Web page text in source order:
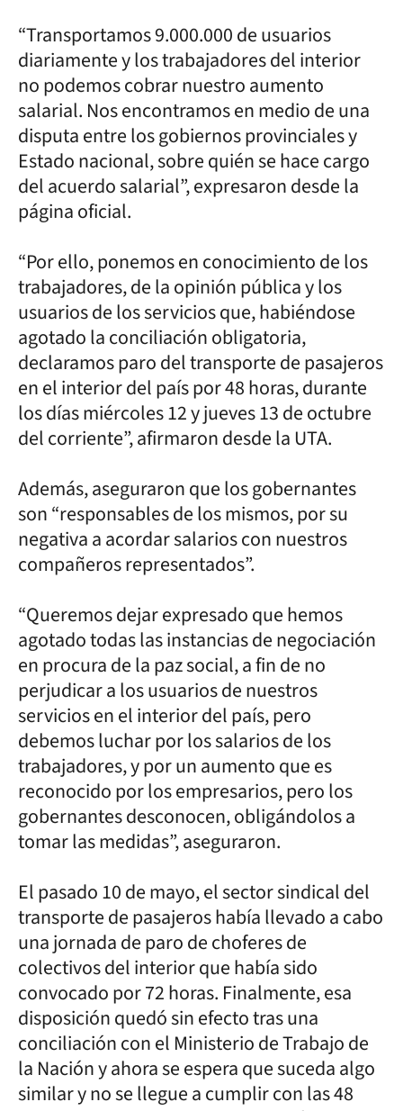
“Transportamos 9.000.000 de usuarios
diariamente y los trabajadores del interior
no podemos cobrar nuestro aumento
salarial. Nos encontramos en medio de una
disputa entre los gobiernos provinciales y
Estado nacional, sobre quién se hace cargo
del acuerdo salarial”, expresaron desde la
página oficial.
“Por ello, ponemos en conocimiento de los
trabajadores, de la opinión pública y los
usuarios de los servicios que, habiéndose
agotado la conciliación obligatoria,
declaramos paro del transporte de pasajeros
en el interior del país por 48 horas, durante
los días miércoles 12 y jueves 13 de octubre
del corriente”, afirmaron desde la UTA.
Además, aseguraron que los gobernantes
son “responsables de los mismos, por su
negativa a acordar salarios con nuestros
compañeros representados”.
“Queremos dejar expresado que hemos
agotado todas las instancias de negociación
en procura de la paz social, a fin de no
perjudicar a los usuarios de nuestros
servicios en el interior del país, pero
debemos luchar por los salarios de los
trabajadores, y por un aumento que es
reconocido por los empresarios, pero los
gobernantes desconocen, obligándolos a
tomar las medidas”, aseguraron.
El pasado 10 de mayo, el sector sindical del
transporte de pasajeros había llevado a cabo
una jornada de paro de choferes de
colectivos del interior que había sido
convocado por 72 horas. Finalmente, esa
disposición quedó sin efecto tras una
conciliación con el Ministerio de Trabajo de
la Nación y ahora se espera que suceda algo
similar y no se llegue a cumplir con las 48